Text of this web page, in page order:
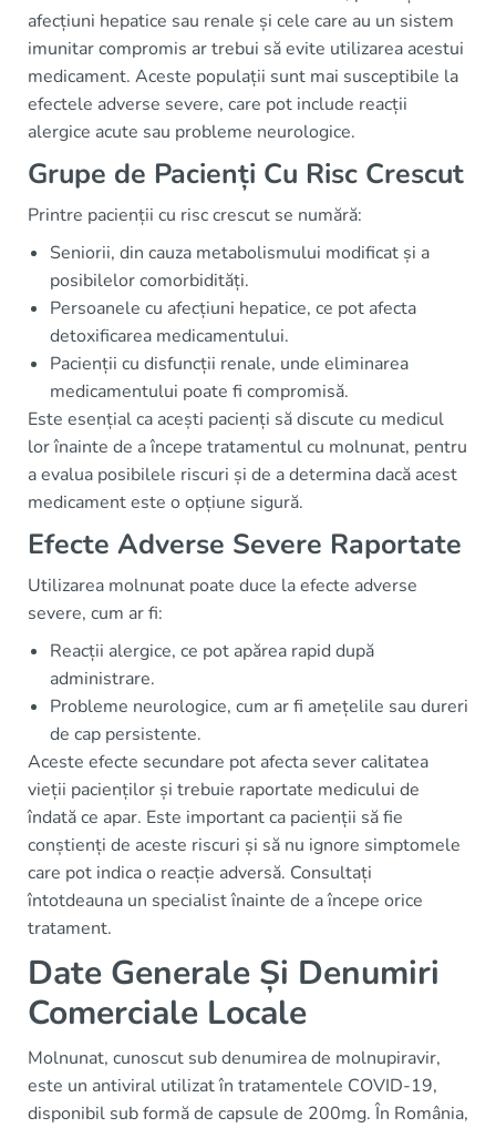
afecțiuni hepatice sau renale și cele care au un sistem
imunitar compromis ar trebui să evite utilizarea acestui
medicament. Aceste populații sunt mai susceptibile la
efectele adverse severe, care pot include reacții
alergice acute sau probleme neurologice.
Grupe de Pacienți Cu Risc Crescut
Printre pacienții cu risc crescut se numără:
Seniorii, din cauza metabolismului modificat și a
posibilelor comorbidități.
Persoanele cu afecțiuni hepatice, ce pot afecta
detoxificarea medicamentului.
Pacienții cu disfuncții renale, unde eliminarea
medicamentului poate fi compromisă.
Este esențial ca acești pacienți să discute cu medicul
lor înainte de a începe tratamentul cu molnunat, pentru
a evalua posibilele riscuri și de a determina dacă acest
medicament este o opțiune sigură.
Efecte Adverse Severe Raportate
Utilizarea molnunat poate duce la efecte adverse
severe, cum ar fi:
Reacții alergice, ce pot apărea rapid după
administrare.
Probleme neurologice, cum ar fi amețelile sau dureri
de cap persistente.
Aceste efecte secundare pot afecta sever calitatea
vieții pacienților și trebuie raportate medicului de
îndată ce apar. Este important ca pacienții să fie
conștienți de aceste riscuri și să nu ignore simptomele
care pot indica o reacție adversă. Consultați
întotdeauna un specialist înainte de a începe orice
tratament.
Date Generale Și Denumiri
Comerciale Locale
Molnunat, cunoscut sub denumirea de molnupiravir,
este un antiviral utilizat în tratamentele COVID-19,
disponibil sub formă de capsule de 200mg. În România,